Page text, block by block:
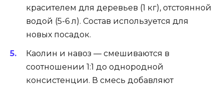
красителем для деревьев (1 кг), отстоянной
водой (5-6 л). Состав используется для
новых посадок.
Каолин и навоз — смешиваются в
соотношении 1:1 до однородной
консистенции. В смесь добавляют